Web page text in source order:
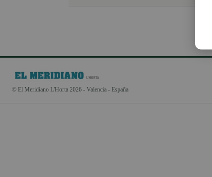
© El Meridiano L'Horta 2026 - Valencia - España